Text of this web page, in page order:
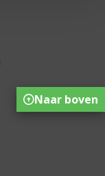
Naar boven